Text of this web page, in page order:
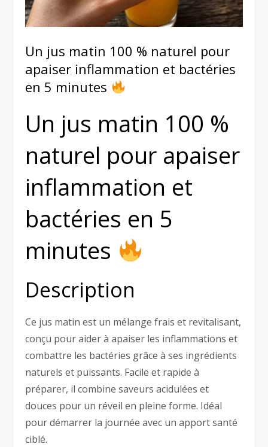
Un jus matin 100 % naturel pour
apaiser inflammation et bactéries
en 5 minutes
Un jus matin 100 %
naturel pour apaiser
inflammation et
bactéries en 5
minutes
Description
Ce jus matin est un mélange frais et revitalisant,
conçu pour aider à apaiser les inflammations et
combattre les bactéries grâce à ses ingrédients
naturels et puissants. Facile et rapide à
préparer, il combine saveurs acidulées et
douces pour un réveil en pleine forme. Idéal
pour démarrer la journée avec un apport santé
ciblé.